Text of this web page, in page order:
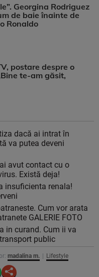
Georgina Rodriguez
de baie înainte de
Ronaldo
postare despre o
te-am găsit,
dacă ai intrat în
va putea deveni
avut contact cu o
Există deja!
insuficienta renala!
Cum vor arata
GALERIE FOTO
in curand. Cum ii va
public
madalina m. Lifestyle